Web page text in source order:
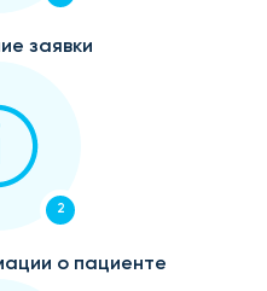
заявки
2
о пациенте